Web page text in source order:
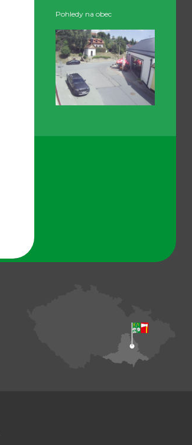
Pohledy na obec